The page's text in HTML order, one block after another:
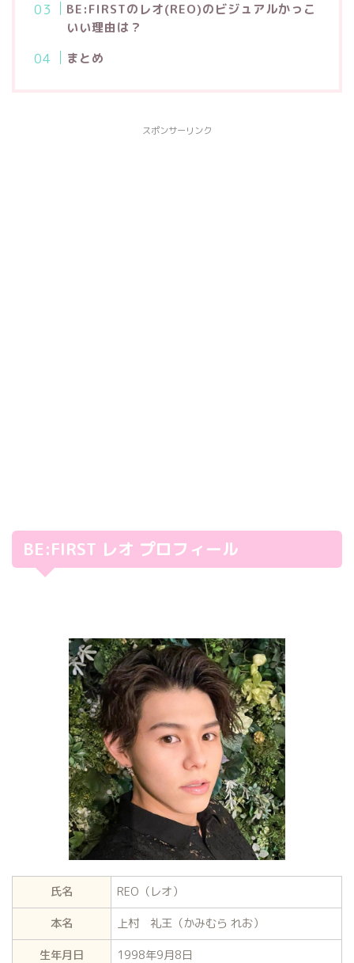
BE:FIRSTのレオ(REO)のビジュアルかっこ
いい理由は？
まとめ
スポンサーリンク
BE:FIRST レオ プロフィール
氏名
REO（レオ）
本名
上村 礼王（かみむら れお）
生年月日
1998年9月8日